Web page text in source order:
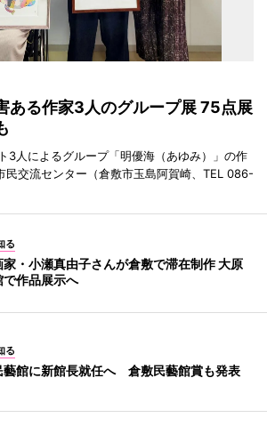
ある作家3人のグループ展 75点展
3人によるグループ「明優海（あゆみ）」の作
民交流センター（倉敷市玉島阿賀崎、TEL 086-
る
家・小瀬真由子さんが倉敷で滞在制作 大原
で作品展示へ
る
藝館に新館長就任へ 倉敷民藝館賞も発表